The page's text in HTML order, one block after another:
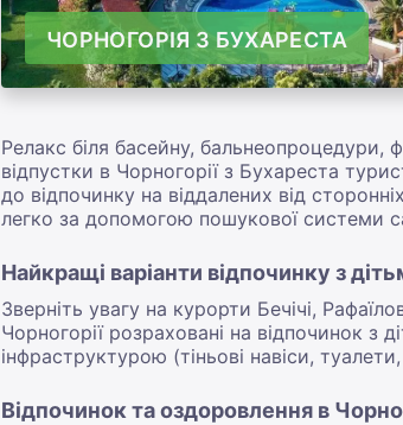
ЧОРНОГОРІЯ З БУХАРЕСТА
Релакс біля басейну, бальнеопроцедури,
відпустки в Чорногорії з Бухареста
до відпочинку на віддалених від
легко за допомогою пошукової системи
Найкращі варіанти відпочинку з
Зверніть увагу на курорти Бечічі,
Чорногорії розраховані на відпочинок
інфраструктурою (тіньові навіси,
Відпочинок та оздоровлення в